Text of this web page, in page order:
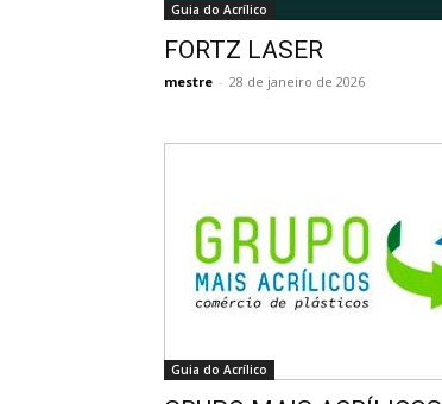
Guia do Acrílico
FORTZ LASER
mestre - 28 de janeiro de 2026
Guia do Acrílico